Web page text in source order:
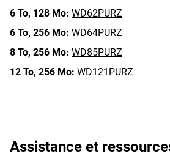
6 To, 128 Mo: WD62PURZ
6 To, 256 Mo: WD64PURZ
8 To, 256 Mo: WD85PURZ
12 To, 256 Mo: WD121PURZ
Assistance et